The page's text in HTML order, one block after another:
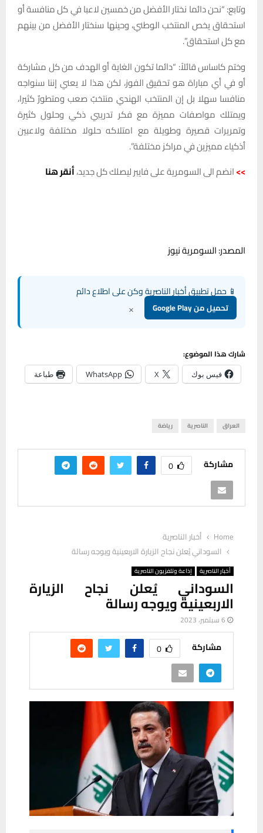
وتابع: “نحن دائما نختار الأفضل من خمسين لاعبا في كل منافسة أو
استحقاق يخص المنتخب الوطني، وحينها سنختار الأفضل من بينهم
مع كل استحقاق”.
وختم كاساس قائلاً: “دائما تكون الغاية أو الهدف من كل مشاركة
أو في أي مباراة هو تحقيق الفوز، لكن هذا لا يعني إننا سنواجه
منافسا سهلا بل إن المنتخب الهندي منتخبٌ صعب ومتطورٌ كثيرا،
ويمتلك مواصفات مميزة مع فكر تدريبي ذكي وحلول كثيرة
وتمريرات قصيرة وطويلة مع امتلاكه حلولا مختلفة ولاعبين
أذكياء مميزين في مراكز مختلفة”.
>>انضم الى السومرية على فايبر ليصلك كل جديد،أنقر هنا
المصدر: السومرية نيوز
📱 حمل تطبيق أخبار الناصرية وكن على اطلاع دائم
تحميل من Google Play ×
شارك هذا الموضوع:
فيس بوك X
WhatsApp طباعة
العراق الناصرية رياضة
مشاركة 0
Home
أخبار الناصرية
السوداني يُعلن نجاح الزيارة الاربعينية ويوجه رسالة
أخبار الناصرية إذاعة وتلفزيون الناصرية
السوداني يُعلن نجاح الزيارة
الاربعينية ويوجه رسالة
6 سبتمبر، 2023
مشاركة 0